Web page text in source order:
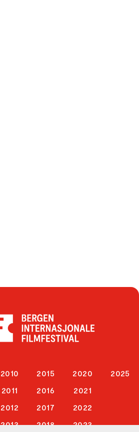
2010
2011
2012
2013
2015
2016
2017
2018
2020
2021
2022
2023
2025